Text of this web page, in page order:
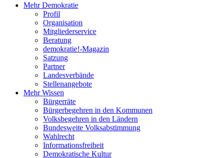
Mehr Demokratie
Profil
Organisation
Mitgliederservice
Beratung
demokratie!-Magazin
Satzung
Partner
Landesverbände
Stellenangebote
Mehr Wissen
Bürgerräte
Bürgerbegehren in den Kommunen
Volksbegehren in den Ländern
Bundesweite Volksabstimmung
Wahlrecht
Informationsfreiheit
Demokratische Kultur